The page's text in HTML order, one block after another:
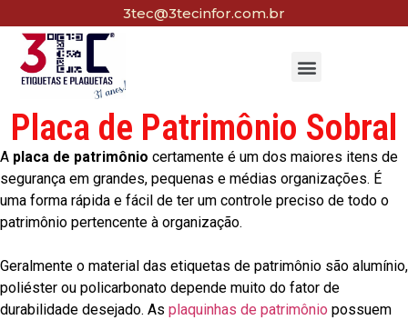
3tec@3tecinfor.com.br
Placa de Patrimônio Sobral
A placa de patrimônio certamente é um dos maiores itens de
segurança em grandes, pequenas e médias organizações. É
uma forma rápida e fácil de ter um controle preciso de todo o
patrimônio pertencente à organização.
Geralmente o material das etiquetas de patrimônio são alumínio,
poliéster ou policarbonato depende muito do fator de
durabilidade desejado. As plaquinhas de patrimônio possuem